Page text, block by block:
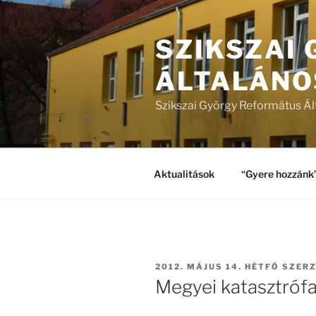
Tartalomhoz
SZIKSZAI
Szikszai György Református
Aktualitások “Gyere
BEKÜLDVE:
2012. MÁJUS 14. HÉTFŐ
Megyei